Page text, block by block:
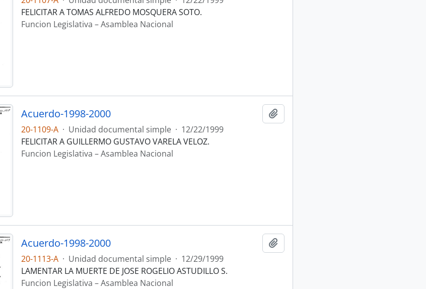
FELICITAR A TOMAS ALFREDO MOSQUERA SOTO.
Funcion Legislativa – Asamblea Nacional
Acuerdo-1998-2000
20-1109-A · Unidad documental simple · 12/22/1999
FELICITAR A GUILLERMO GUSTAVO VARELA VELOZ.
Funcion Legislativa – Asamblea Nacional
Acuerdo-1998-2000
20-1113-A · Unidad documental simple · 12/29/1999
LAMENTAR LA MUERTE DE JOSE ROGELIO ASTUDILLO S.
Funcion Legislativa – Asamblea Nacional